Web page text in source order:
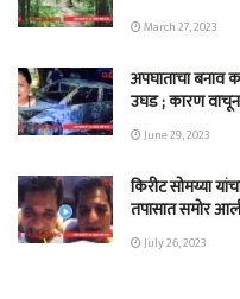
March 27, 2023
अपघाताचा बनाव
उघड ; कारण
June 29, 2023
किरीट सोमय्या
तपासात समोर
July 26, 2023